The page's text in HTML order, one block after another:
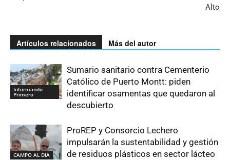
Alto
Artículos relacionados Más del autor
Informando
Primero
Sumario sanitario contra Cementerio
Católico de Puerto Montt: piden
identificar osamentas que quedaron al
descubierto
CAMPO AL DIA
ProREP y Consorcio Lechero
impulsarán la sustentabilidad y gestión
de residuos plásticos en sector lácteo